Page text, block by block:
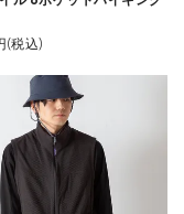
税込)